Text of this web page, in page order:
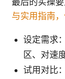
与实用指南
设定需求
区、对速
试用对比